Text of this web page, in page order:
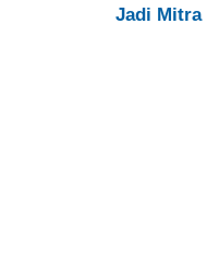
Jadi Mitra